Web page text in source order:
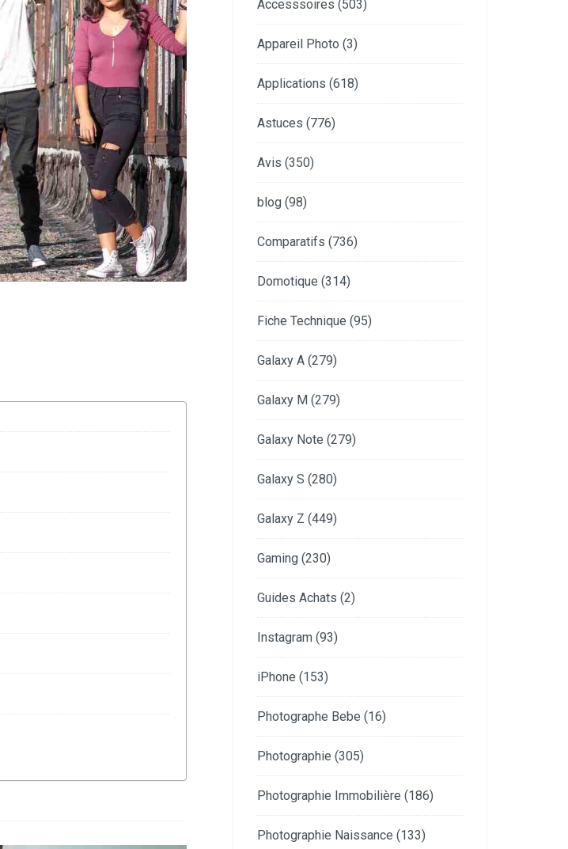
Accesssoires (503)
Appareil Photo (3)
Applications (618)
Astuces (776)
Avis (350)
blog (98)
Comparatifs (736)
Domotique (314)
Fiche Technique (95)
Galaxy A (279)
Galaxy M (279)
Galaxy Note (279)
Galaxy S (280)
Galaxy Z (449)
Gaming (230)
Guides Achats (2)
Instagram (93)
iPhone (153)
Photographe Bebe (16)
Photographie (305)
Photographie Immobilière (186)
Photographie Naissance (133)